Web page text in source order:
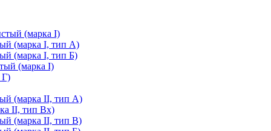
(марка I)
(марка I, тип А)
(марка I, тип Б)
(марка I)
Г)
(марка II, тип А)
II, тип Вх)
(марка II, тип В)